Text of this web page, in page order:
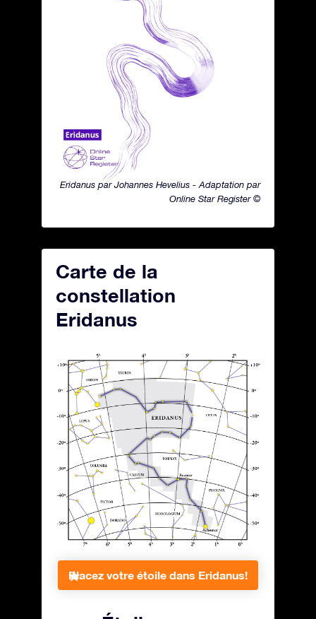
Eridanus par Johannes Hevelius - Adaptation par
Online Star Register ©
Carte de la
constellation
Eridanus
Placez votre étoile dans Eridanus!